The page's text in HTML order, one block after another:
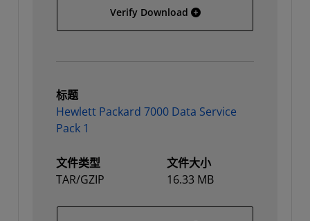
Verify Download Solaris Data Service Pack
标题
Hewlett Packard 7000 Data Service
Pack 1
文件类型
TAR/GZIP
文件大小
16.33 MB